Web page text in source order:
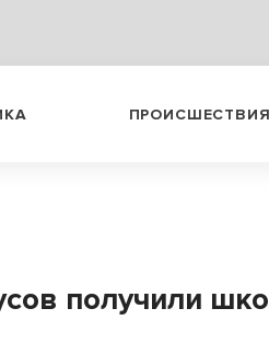
ПРОИСШЕСТВИЯ
получили